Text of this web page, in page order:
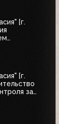
[г.
[г.
за
металлов